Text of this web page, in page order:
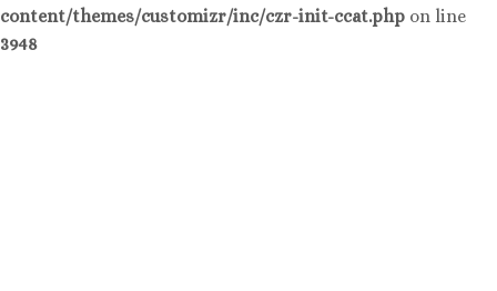
content/themes/customizr/inc/czr-init-ccat.php on line
3948